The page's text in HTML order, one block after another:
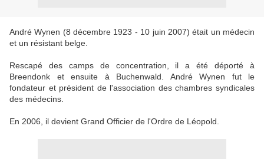
André Wynen (8 décembre 1923 - 10 juin 2007) était un médecin
et un résistant belge.
Rescapé des camps de concentration, il a été déporté à
Breendonk et ensuite à Buchenwald. André Wynen fut le
fondateur et président de l'association des chambres syndicales
des médecins.
En 2006, il devient Grand Officier de l'Ordre de Léopold.